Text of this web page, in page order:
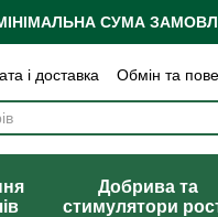
СУМА
і доставка Обмін та
Політика
Добрива та
стимулятори